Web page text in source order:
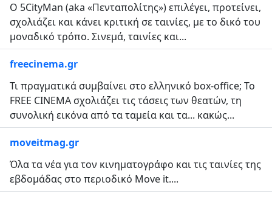
Ο 5CityMan (aka «Πενταπολίτης») επιλέγει, προτείνει,
σχολιάζει και κάνει κριτική σε ταινίες, με το δικό του
μοναδικό τρόπο. Σινεμά, ταινίες και...
freecinema.gr
Τι πραγματικά συμβαίνει στο ελληνικό box-office; Το
FREE CINEMA σχολιάζει τις τάσεις των θεατών, τη
συνολική εικόνα από τα ταμεία και τα... κακώς...
moveitmag.gr
Όλα τα νέα για τον κινηματογράφο και τις ταινίες της
εβδομάδας στο περιοδικό Move it....